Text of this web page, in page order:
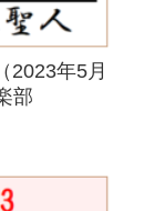
2023年5月
部